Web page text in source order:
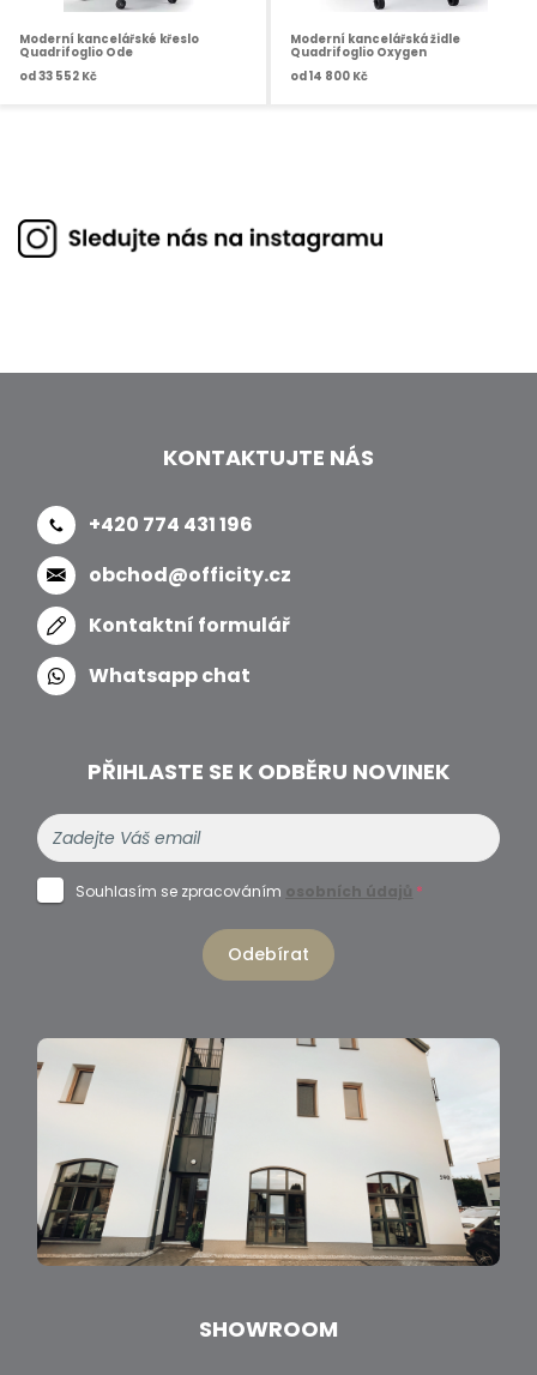
Moderní kancelářské křeslo
Quadrifoglio Ode
od 33 552 Kč
Moderní kancelářská židle
Quadrifoglio Oxygen
od 14 800 Kč
KONTAKTUJTE NÁS
+420 774 431 196
obchod@officity.cz
Kontaktní formulář
Whatsapp chat
PŘIHLASTE SE K ODBĚRU NOVINEK
Souhlasím se zpracováním osobních údajů *
Odebírat
SHOWROOM